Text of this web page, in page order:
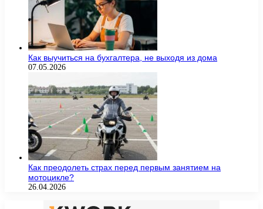
Как выучиться на бухгалтера, не выходя из дома
07.05.2026
Как преодолеть страх перед первым занятием на
мотоцикле?
26.04.2026